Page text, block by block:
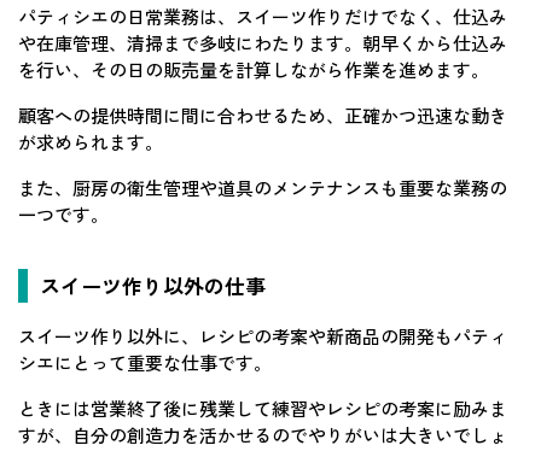
パティシエの日常業務は、スイーツ作りだけでなく、仕込み
や在庫管理、清掃まで多岐にわたります。朝早くから仕込み
を行い、その日の販売量を計算しながら作業を進めます。
顧客への提供時間に間に合わせるため、正確かつ迅速な動き
が求められます。
また、厨房の衛生管理や道具のメンテナンスも重要な業務の
一つです。
スイーツ作り以外の仕事
スイーツ作り以外に、レシピの考案や新商品の開発もパティ
シエにとって重要な仕事です。
ときには営業終了後に残業して練習やレシピの考案に励みま
すが、自分の創造力を活かせるのでやりがいは大きいでしょ